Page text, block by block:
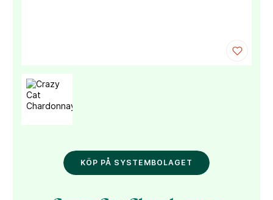
KÖP PÅ SYSTEMBOLAGET